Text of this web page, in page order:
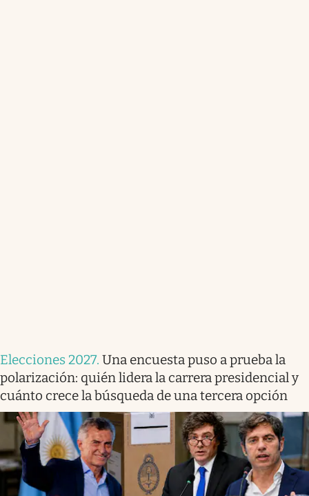
Elecciones 2027. Una encuesta puso a prueba la
polarización: quién lidera la carrera presidencial y
cuánto crece la búsqueda de una tercera opción